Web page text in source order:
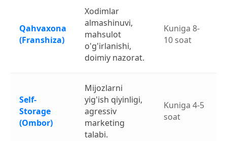
Qahvaxona
(Franshiza)
Xodimlar
almashinuvi,
mahsulot
o'g'irlanishi,
doimiy nazorat.
Kuniga 8-
10 soat
Self-
Storage
(Ombor)
Mijozlarni
yig'ish qiyinligi,
agressiv
marketing
talabi.
Kuniga 4-5
soat